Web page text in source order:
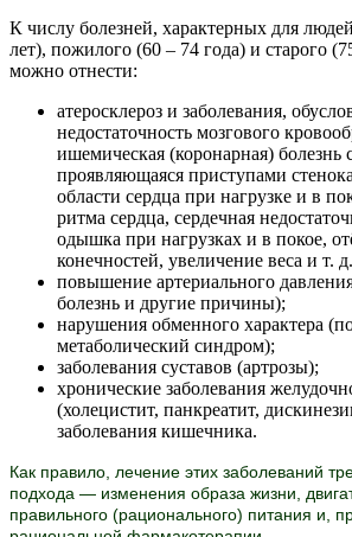
К числу болезней, характерных для
лет), пожилого (60 – 74 года) и старого
можно отнести:
атеросклероз и заболевания,
недостаточность мозгового
ишемическая (коронарная) болезнь
проявляющаяся приступами
области сердца при нагрузке и в
ритма сердца, сердечная
одышка при нагрузках и в покое,
конечностей, увеличение веса и т.
повышение артериального
болезнь и другие причины);
нарушения обменного характера
метаболический синдром);
заболевания суставов (артрозы);
хронические заболевания
(холецистит, панкреатит,
заболевания кишечника.
Как правило, лечение этих заболеваний
подхода — изменения образа жизни,
правильного (рационального) питания и,